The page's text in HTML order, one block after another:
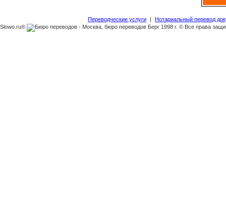
Переводческие услуги |
Нотариальный перевод
Slowo.ru®
1998 г. © Все права